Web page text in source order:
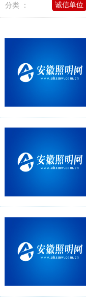
分类 ： 诚信单位